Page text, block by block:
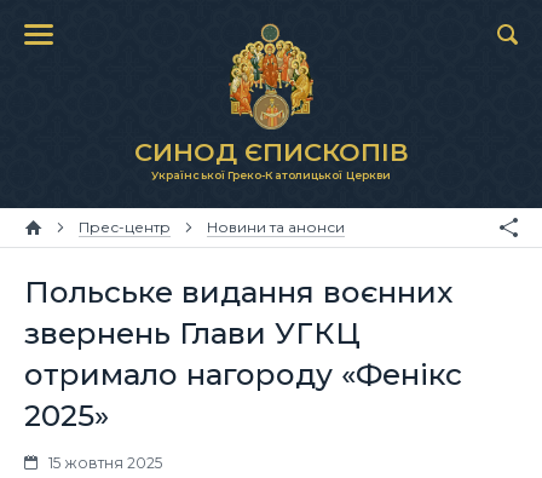
СИНОД ЄПИСКОПІВ
Української Греко-Католицької Церкви
Прес-центр Новини та анонси
Польське видання воєнних
звернень Глави УГКЦ
отримало нагороду «Фенікс
2025»
15 жовтня 2025